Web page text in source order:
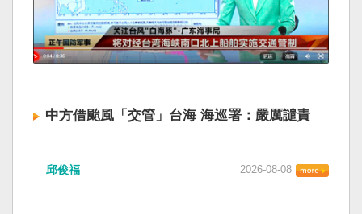
中方借颱風「交管」台海 海巡署：嚴厲譴責
邱俊福 2026-08-08